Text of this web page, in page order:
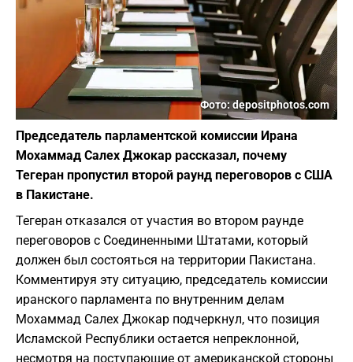
Фото: depositphotos.com
Председатель парламентской комиссии Ирана
Мохаммад Салех Джокар рассказал, почему
Тегеран пропустил второй раунд переговоров с США
в Пакистане.
Тегеран отказался от участия во втором раунде
переговоров с Соединенными Штатами, который
должен был состояться на территории Пакистана.
Комментируя эту ситуацию, председатель комиссии
иранского парламента по внутренним делам
Мохаммад Салех Джокар подчеркнул, что позиция
Исламской Республики остается непреклонной,
несмотря на поступающие от американской стороны